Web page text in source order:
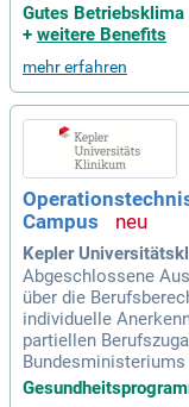
Gutes
+ weitere Benefits
mehr erfahren
Campus
Kepler
Abgeschlossene
über die
individuelle
partiellen